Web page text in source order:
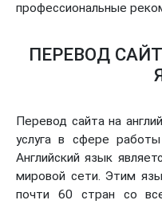
профессиональные
ПЕРЕВОД
Перевод сайта на
услуга в сфере работы
Английский язык
мировой сети. Этим
почти 60 стран со